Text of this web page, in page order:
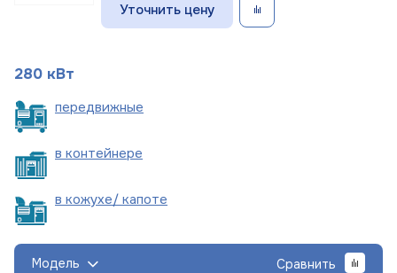
Уточнить цену
280 кВт
передвижные
в контейнере
в кожухе/ капоте
Модель Сравнить